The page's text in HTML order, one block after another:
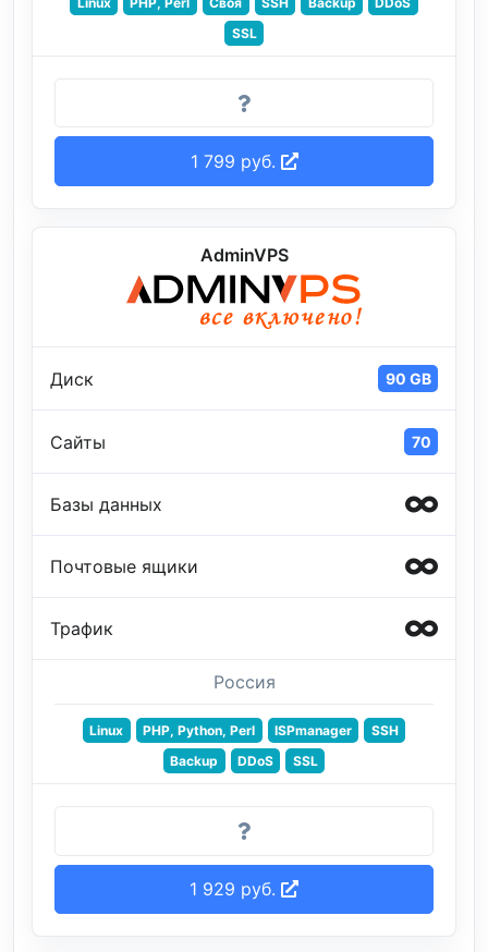
SSL
1 799 руб.
AdminVPS
Диск 90 GB
Сайты 70
Базы данных
Почтовые ящики
Трафик
Россия
Linux PHP, Python, Perl ISPmanager
SSH
Backup
DDoS SSL
1 929 руб.